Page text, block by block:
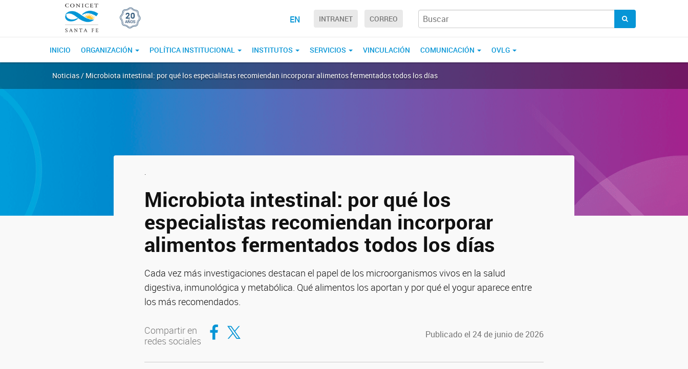
EN INTRANET CORREO
INICIO ORGANIZACIÓN POLÍTICA INSTITUCIONAL INSTITUTOS SERVICIOS VINCULACIÓN COMUNICACIÓN OVLG
Noticias / Microbiota intestinal: por qué los especialistas recomiendan incorporar alimentos fermentados todos los días
.
Microbiota intestinal: por qué los
especialistas recomiendan incorporar
alimentos fermentados todos los días
Cada vez más investigaciones destacan el papel de los microorganismos vivos en la salud
digestiva, inmunológica y metabólica. Qué alimentos los aportan y por qué el yogur aparece entre
los más recomendados.
Compartir en
redes sociales
Compartir en Facebook
Compartir en Twitter Publicado el 24 de junio de 2026